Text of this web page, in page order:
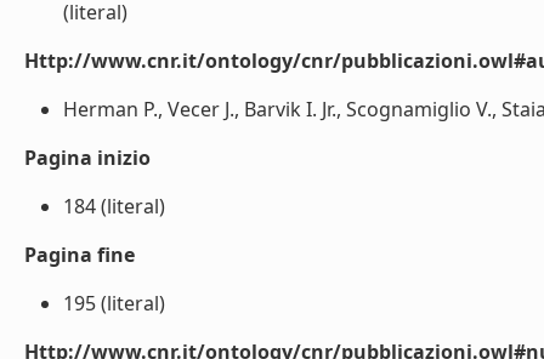
(literal)
Http://www.cnr.it/ontology/cnr/
Herman P., Vecer J., Barvik I. Jr., Scognamiglio V.,
Pagina inizio
184 (literal)
Pagina fine
195 (literal)
Http://www.cnr.it/ontology/cnr/